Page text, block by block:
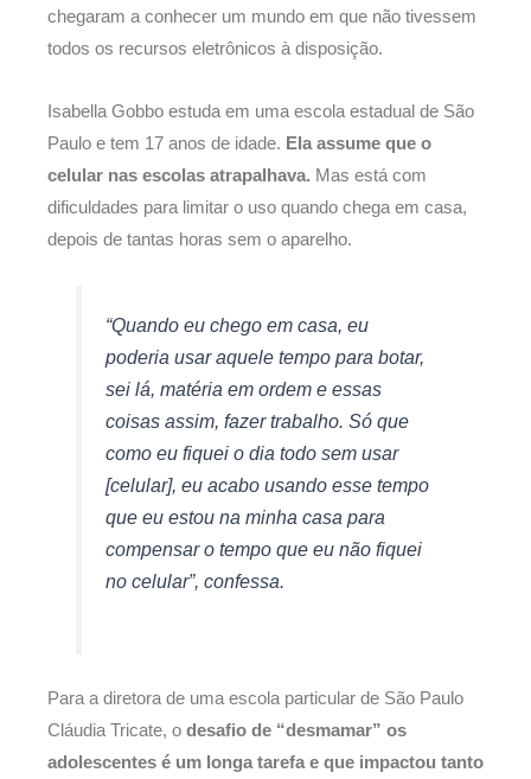
chegaram a conhecer um mundo em que não tivessem
todos os recursos eletrônicos à disposição.
Isabella Gobbo estuda em uma escola estadual de São
Paulo e tem 17 anos de idade. Ela assume que o
celular nas escolas atrapalhava. Mas está com
dificuldades para limitar o uso quando chega em casa,
depois de tantas horas sem o aparelho.
“Quando eu chego em casa, eu
poderia usar aquele tempo para botar,
sei lá, matéria em ordem e essas
coisas assim, fazer trabalho. Só que
como eu fiquei o dia todo sem usar
[celular], eu acabo usando esse tempo
que eu estou na minha casa para
compensar o tempo que eu não fiquei
no celular”, confessa.
Para a diretora de uma escola particular de São Paulo
Cláudia Tricate, o desafio de “desmamar” os
adolescentes é um longa tarefa e que impactou tanto